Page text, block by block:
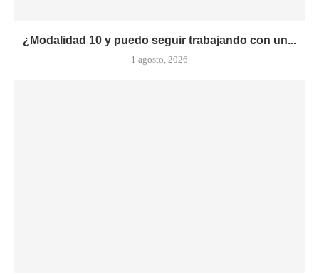
¿Modalidad 10 y puedo seguir trabajando con un...
1 agosto, 2026